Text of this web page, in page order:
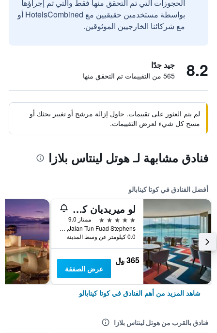
الحجوزات التي تم التحقق منها فقط والتي تم إجراؤها
بواسطة مستخدمين حقيقيين مع HotelsCombined أو
مع شركائنا الخارجيين الموثوقين.
8.2 جيد جدًا
565 من التقييمات تم التحقق منها
لم يتم العثور على تقييمات. حاول إزالة مرشح أو تغيير بحثك أو
مسح كل شيء لعرض التقييمات.
فنادق مشابهة لـ هوتل لينتاس بلازا
أفضل الفنادق في كوتا كينابالو
لو ميريديان كوتا كينابالو
5 نجوم
ممتاز 9.0
Jalan Tun Fuad Stephens, كوتا كينابالو, ماليزيا
0.0 كيلومتر عن وسط المدينة
365 ﷼
عرض الصفقة
شاهد المزيد من أهم الفنادق في كوتا كينابالو
فنادق بالقرب من هوتل لينتاس بلازا